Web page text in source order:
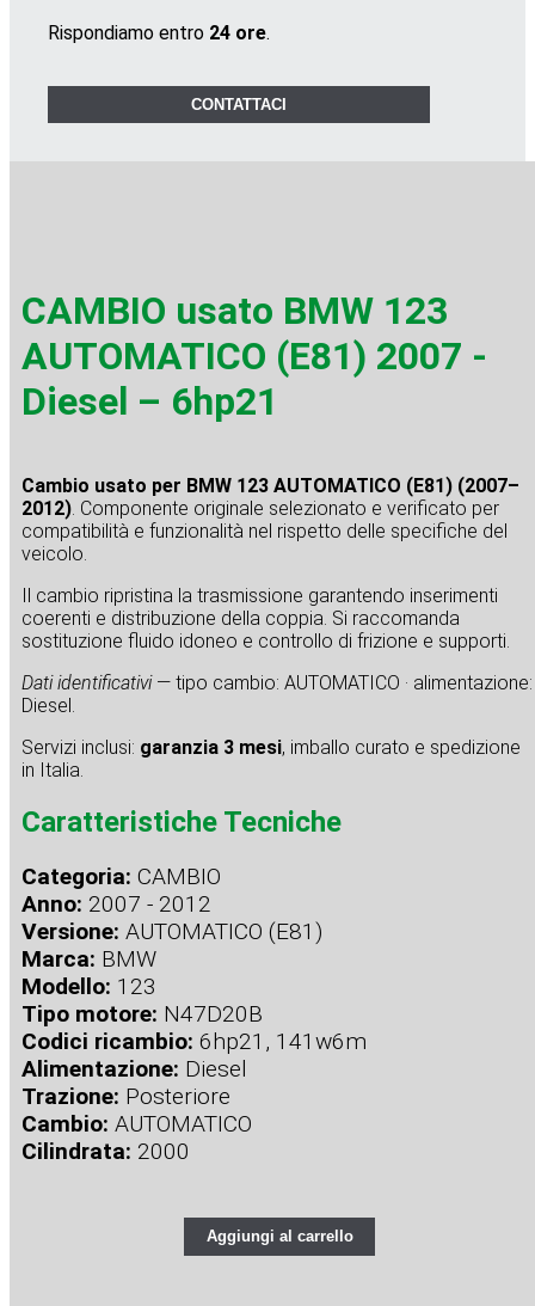
Rispondiamo entro 24 ore.
CONTATTACI
CAMBIO usato BMW 123
AUTOMATICO (E81) 2007 -
Diesel – 6hp21
Cambio usato per BMW 123 AUTOMATICO (E81) (2007–
2012). Componente originale selezionato e verificato per
compatibilità e funzionalità nel rispetto delle specifiche del
veicolo.
Il cambio ripristina la trasmissione garantendo inserimenti
coerenti e distribuzione della coppia. Si raccomanda
sostituzione fluido idoneo e controllo di frizione e supporti.
Dati identificativi— tipo cambio: AUTOMATICO · alimentazione:
Diesel.
Servizi inclusi: garanzia 3 mesi, imballo curato e spedizione
in Italia.
Caratteristiche Tecniche
Categoria: CAMBIO
Anno: 2007 - 2012
Versione: AUTOMATICO (E81)
Marca: BMW
Modello: 123
Tipo motore: N47D20B
Codici ricambio: 6hp21, 141w6m
Alimentazione: Diesel
Trazione: Posteriore
Cambio: AUTOMATICO
Cilindrata: 2000
Aggiungi al carrello